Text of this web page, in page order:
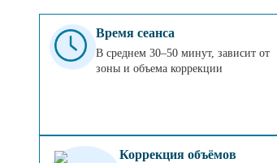
Время сеанса
В среднем 30–50 минут, зависит от
зоны и объема коррекции
Коррекция объёмов